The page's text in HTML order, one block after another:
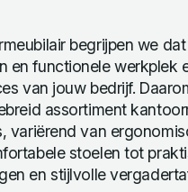
begrijpen we
en functionele werkplek
van jouw bedrijf.
assortiment
variërend van
stoelen tot
en stijlvolle